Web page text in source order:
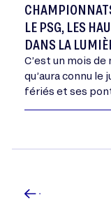
LE PSG, LES
DANS LA
C’est un mois
qu’aura connu le
fériés et ses